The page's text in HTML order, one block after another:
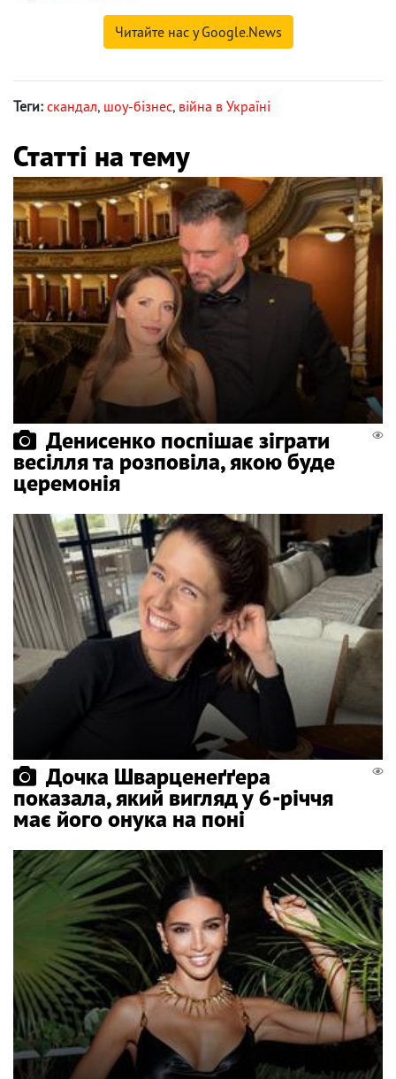
Читайте нас у Google.News
Теги: скандал, шоу-бізнес, війна в Україні
Статті на тему
Денисенко поспішає зіграти
весілля та розповіла, якою буде
церемонія
Дочка Шварценеґґера
показала, який вигляд у 6-річчя
має його онука на поні